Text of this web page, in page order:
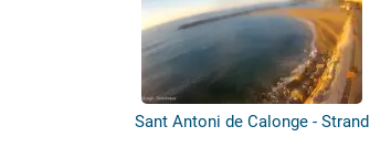
Sant Antoni de Calonge - Strand